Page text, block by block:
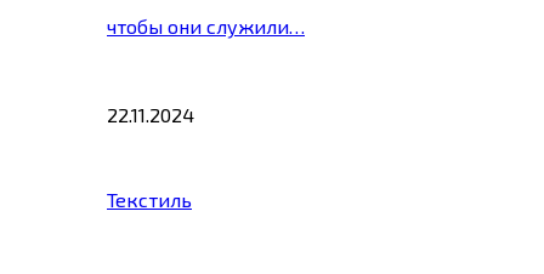
чтобы они служили…
22.11.2024
Текстиль